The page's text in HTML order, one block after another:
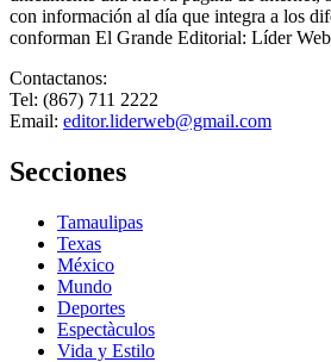
con información al día que integra a los
conforman El Grande Editorial: Líder
Contactanos:
Tel: (867) 711 2222
Email: editor.liderweb@gmail.com
Secciones
Tamaulipas
Texas
México
Mundo
Deportes
Espectàculos
Vida y Estilo